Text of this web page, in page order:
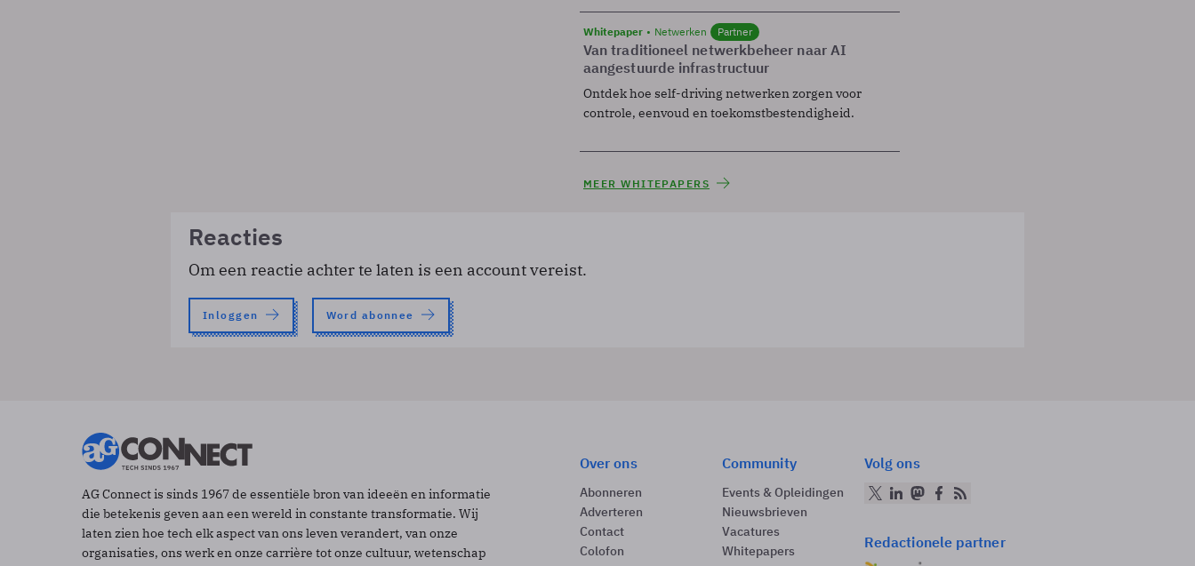
Whitepaper Netwerken Partner
Van traditioneel netwerkbeheer naar AI
aangestuurde infrastructuur
Ontdek hoe self-driving netwerken zorgen voor
controle, eenvoud en toekomstbestendigheid.
MEER WHITEPAPERS
Reacties
Om een reactie achter te laten is een account vereist.
Inloggen Word abonnee
AG Connect is sinds 1967 de essentiële bron van ideeën en informatie
die betekenis geven aan een wereld in constante transformatie. Wij
laten zien hoe tech elk aspect van ons leven verandert, van onze
organisaties, ons werk en onze carrière tot onze cultuur, wetenschap
Over ons
Abonneren
Adverteren
Contact
Colofon
Community
Events & Opleidingen
Nieuwsbrieven
Vacatures
Whitepapers
Volg ons
Redactionele partner